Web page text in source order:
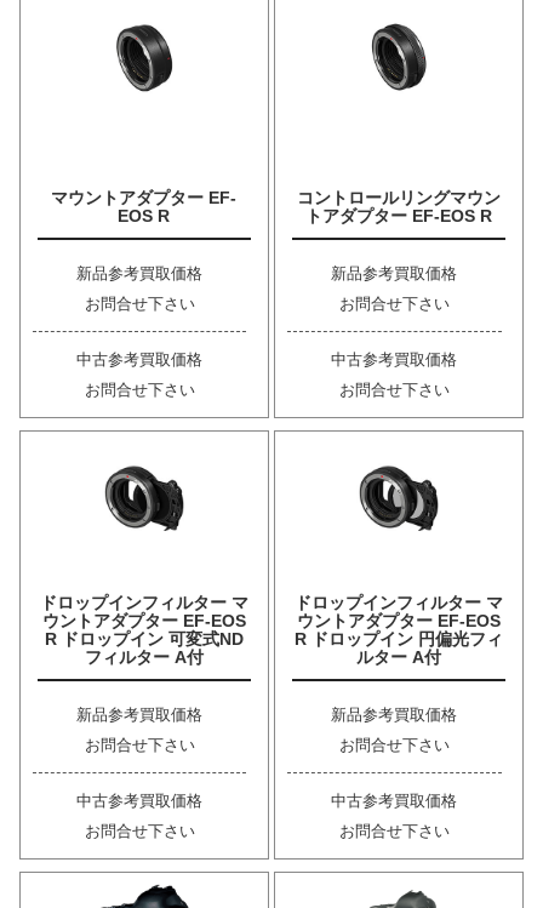
マウントアダプター EF-
EOS R
新品参考買取価格
お問合せ下さい
中古参考買取価格
お問合せ下さい
コントロールリングマウン
トアダプター EF-EOS R
新品参考買取価格
お問合せ下さい
中古参考買取価格
お問合せ下さい
ドロップインフィルター マ
ウントアダプター EF-EOS
R ドロップイン 可変式ND
フィルター A付
新品参考買取価格
お問合せ下さい
中古参考買取価格
お問合せ下さい
ドロップインフィルター マ
ウントアダプター EF-EOS
R ドロップイン 円偏光フィ
ルター A付
新品参考買取価格
お問合せ下さい
中古参考買取価格
お問合せ下さい